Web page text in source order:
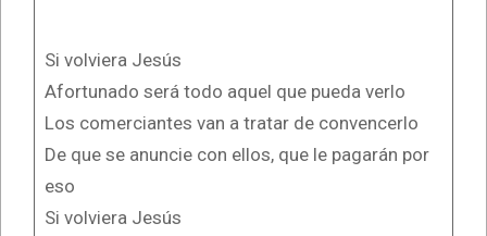
Si volviera Jesús
Afortunado será todo aquel que pueda verlo
Los comerciantes van a tratar de convencerlo
De que se anuncie con ellos, que le pagarán por
eso
Si volviera Jesús